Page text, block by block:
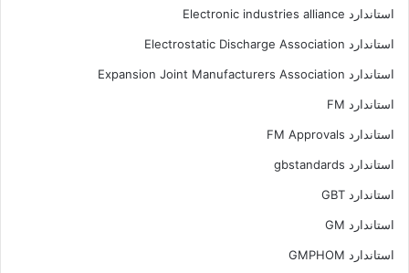
استاندارد Electronic industries alliance
استاندارد Electrostatic Discharge Association
استاندارد Expansion Joint Manufacturers Association
استاندارد FM
استاندارد FM Approvals
استاندارد gbstandards
استاندارد GBT
استاندارد GM
استاندارد GMPHOM